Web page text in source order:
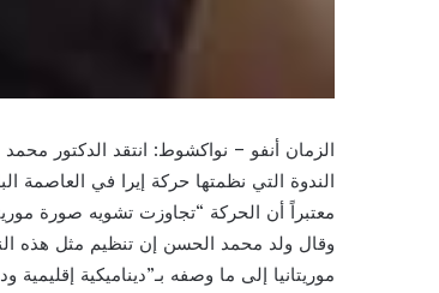
الندوة التي نظمتها حركة إيرا في العاصمة
معتبراً أن الحركة “تجاوزت تشويه صورة
وقال ولد محمد الحسن إن تنظيم مثل هذه
موريتانيا إلى ما وصفه بـ”ديناميكية